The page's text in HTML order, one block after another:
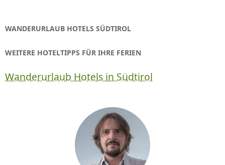
WANDERURLAUB HOTELS SÜDTIROL
WEITERE HOTELTIPPS FÜR IHRE FERIEN
Wanderurlaub Hotels in Südtirol